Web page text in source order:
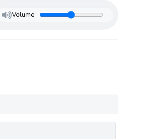
Volume